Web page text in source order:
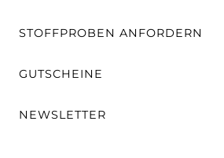
STOFFPROBEN ANFORDERN
GUTSCHEINE
NEWSLETTER